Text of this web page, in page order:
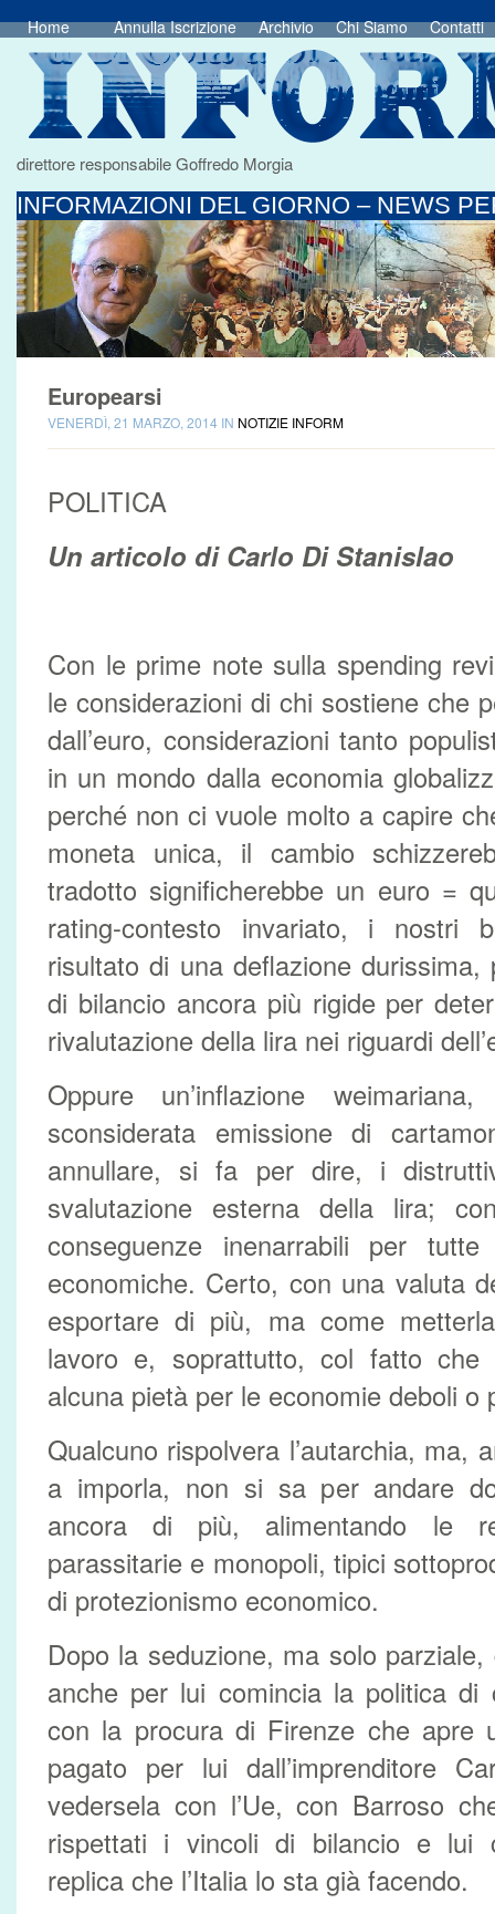
Home Annulla Iscrizione Archivio Chi Siamo Contatti
direttore responsabile Goffredo Morgia
INFORMAZIONI DEL GIORNO – NEWS
Europearsi
VENERDÌ, 21 MARZO, 2014 IN NOTIZIE INFORM
POLITICA
Un articolo di Carlo Di Stanislao
Con le prime note sulla spending
le considerazioni di chi sostiene che
dall’euro, considerazioni tanto
in un mondo dalla economia
perché non ci vuole molto a capire
moneta unica, il cambio
tradotto significherebbe un euro =
rating-contesto invariato, i nostri
risultato di una deflazione
di bilancio ancora più rigide per
rivalutazione della lira nei riguardi
Oppure un’inflazione
sconsiderata emissione di
annullare, si fa per dire, i
svalutazione esterna della lira;
conseguenze inenarrabili per
economiche. Certo, con una valuta
esportare di più, ma come
lavoro e, soprattutto, col fatto
alcuna pietà per le economie deboli o
Qualcuno rispolvera l’autarchia, ma,
a imporla, non si sa per andare
ancora di più, alimentando le
parassitarie e monopoli, tipici
di protezionismo economico.
Dopo la seduzione, ma solo
anche per lui comincia la politica di
con la procura di Firenze che apre
pagato per lui dall’imprenditore
vedersela con l’Ue, con Barroso
rispettati i vincoli di bilancio e lui
replica che l’Italia lo sta già facendo.